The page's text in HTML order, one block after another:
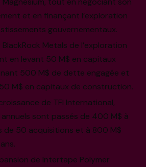
et en finançant l’exploration
gouvernementaux.
Metals de l’exploration
en levant 50 M$ en capitaux
500 M$ de dette engagée et
M$ en capitaux de construction.
de TFI International,
sont passés de 400 M$ à
de 50 acquisitions et à 800 M$
de Intertape Polymer